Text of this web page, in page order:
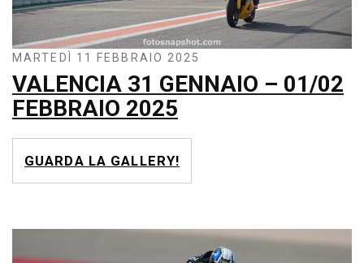
MARTEDÌ 11 FEBBRAIO 2025
VALENCIA 31 GENNAIO – 01/02
FEBBRAIO 2025
GUARDA LA GALLERY!